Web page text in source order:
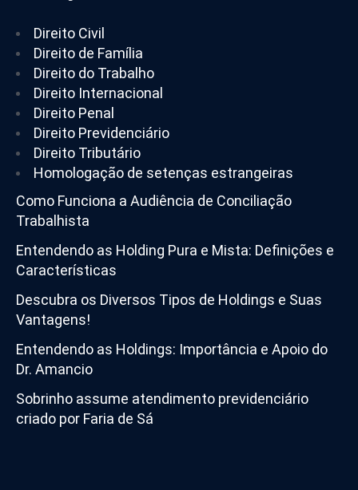
Direito Civil
Direito de Família
Direito do Trabalho
Direito Internacional
Direito Penal
Direito Previdenciário
Direito Tributário
Homologação de setenças estrangeiras
Como Funciona a Audiência de Conciliação
Trabalhista
Entendendo as Holding Pura e Mista: Definições e
Características
Descubra os Diversos Tipos de Holdings e Suas
Vantagens!
Entendendo as Holdings: Importância e Apoio do
Dr. Amancio
Sobrinho assume atendimento previdenciário
criado por Faria de Sá